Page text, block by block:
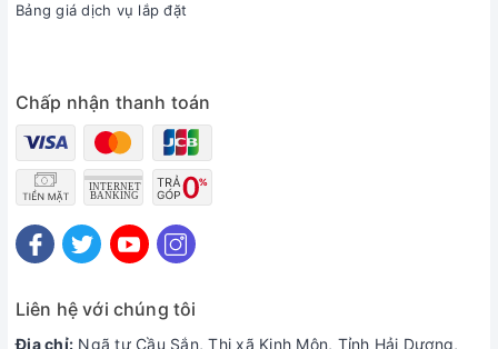
Bảng giá dịch vụ lắp đặt
Chấp nhận thanh toán
Liên hệ với chúng tôi
Địa chỉ: Ngã tư Cầu Sắn, Thị xã Kinh Môn, Tỉnh Hải Dương,